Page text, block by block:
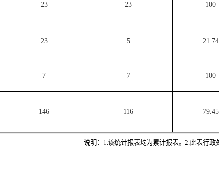
23 23 100
23 5 21.74
7 7 100
146 116 79.45
说明： 1.该统计报表均为累计报表。2.此表行政